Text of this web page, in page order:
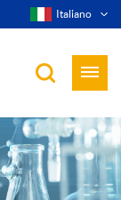
Italiano